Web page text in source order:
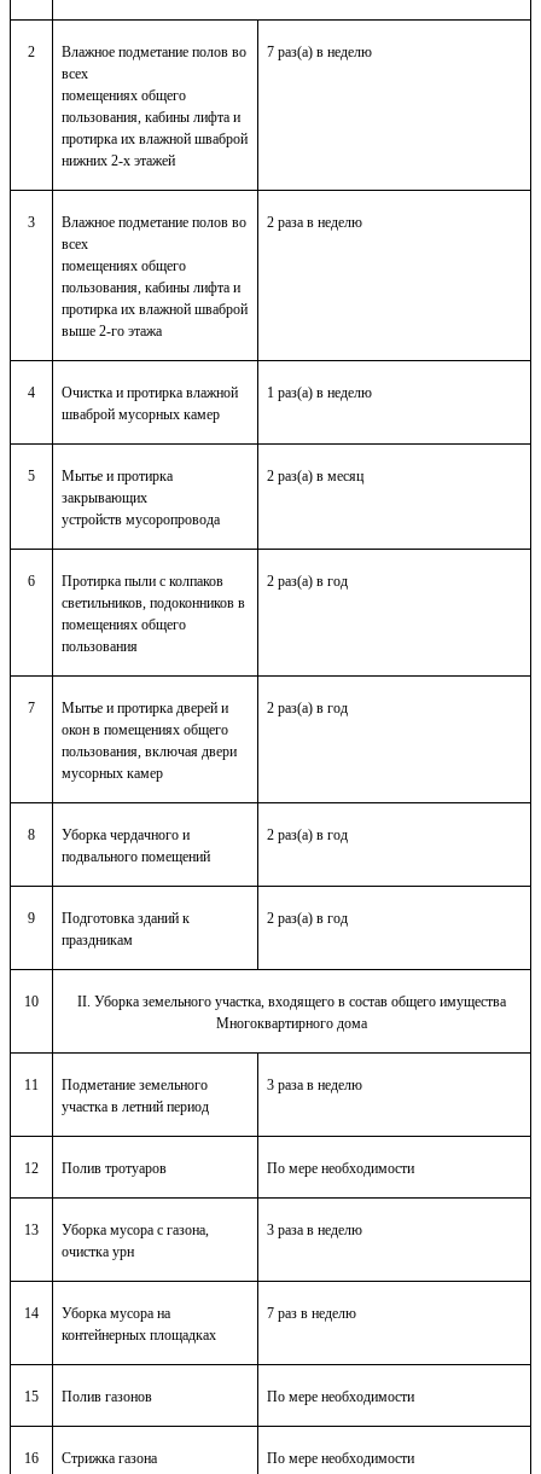
2
Влажное подметание полов во
всех
помещениях общего
пользования, кабины лифта и
протирка их влажной шваброй
нижних 2-х этажей
7 раз(а) в неделю
3
Влажное подметание полов во
всех
помещениях общего
пользования, кабины лифта и
протирка их влажной шваброй
выше 2-го этажа
2 раза в неделю
4
Очистка и протирка влажной
шваброй мусорных камер
1 раз(а) в неделю
5
Мытье и протирка
закрывающих
устройств мусоропровода
2 раз(а) в месяц
6
Протирка пыли с колпаков
светильников, подоконников в
помещениях общего
пользования
2 раз(а) в год
7
Мытье и протирка дверей и
окон в помещениях общего
пользования, включая двери
мусорных камер
2 раз(а) в год
8
Уборка чердачного и
подвального помещений
2 раз(а) в год
9
Подготовка зданий к
праздникам
2 раз(а) в год
10
II. Уборка земельного участка, входящего в состав общего имущества
Многоквартирного дома
11
Подметание земельного
участка в летний период
3 раза в неделю
12 Полив тротуаров По мере необходимости
13
Уборка мусора с газона,
очистка урн
3 раза в неделю
14
Уборка мусора на
контейнерных площадках
7 раз в неделю
15 Полив газонов По мере необходимости
16 Стрижка газона По мере необходимости